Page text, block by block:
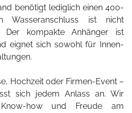
benötigt lediglich einen 400-
Wasseranschluss ist nicht
Der kompakte Anhänger ist
eignet sich sowohl für Innen-
Hochzeit oder Firmen-Event –
sich jedem Anlass an. Wir
how und Freude am